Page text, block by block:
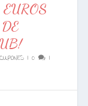
EUROS
CUPONES |0 |